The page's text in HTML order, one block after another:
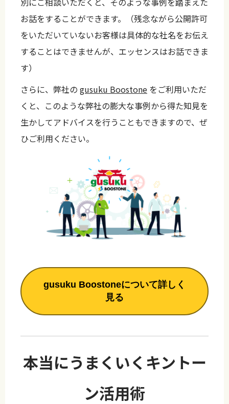
お話をすることができます。（残念ながら公開許可
をいただいていないお客様は具体的な社名をお伝え
することはできませんが、エッセンスはお話できま
す）
さらに、弊社の gusuku Boostone をご利用いただ
くと、このような弊社の膨大な事例から得た知見を
生かしてアドバイスを行うこともできますので、ぜ
ひご利用ください。
gusuku Boostoneについて詳しく
見る
本当にうまくいくキントー
ン活用術